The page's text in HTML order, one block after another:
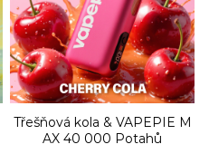
Třešňová kola & VAPEPIE M
AX 40 000 Potahů